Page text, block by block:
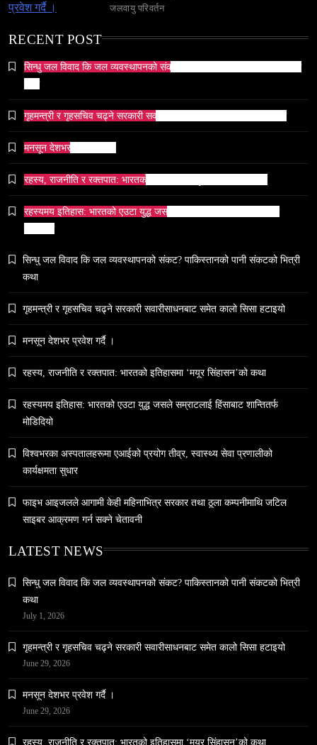
टक्सारको परम्परागत धातु उद्योग संकटमा
समाज
भारतको सांस्कृतिक सम्पत्ति पुनर्स्थापना कूटनीति: एक नयाँ
५० लाख’ शुल्कको वास्तविकता: अल्टर्नेटिभ B-स्कूलहरूले
नदेखाउने कठोर सत्य
समाज
नेपालमा युनिफिकेशन चर्चको सम्बन्ध उजागर
May 6, 2024
नेपालको वन्यजन्तु पर्यटन प्रवर्द्धनमा महत्वपूर्ण योगदान
May 6, 2024
जलवायु परिवर्तन
RECENT POST
सिन्धु जल विवाद कि जल व्यवस्थापनको संकट? पाकिस्तानको पानी संकटको भित्री
गृहमन्त्री र गृहसचिव चढ्ने सरकारी सवारीसाधनबाट समेत कालो सिसा हटाइयो
मनसून देशभर प्रवेश गर्दै ।
रहस्य, राजनीति र रक्तपात: भारतको इतिहासमा ‘मयूर सिंहासन’को कथा
रहस्यमय इतिहास: भारतको एउटा युद्ध जसले सम्राटलाई हिंसाबाट शान्तितर्फ
सिन्धु जल विवाद कि जल व्यवस्थापनको संकट? पाकिस्तानको पानी संकटको भित्री
कथा
गृहमन्त्री र गृहसचिव चढ्ने सरकारी सवारीसाधनबाट समेत कालो सिसा हटाइयो
मनसून देशभर प्रवेश गर्दै ।
रहस्य, राजनीति र रक्तपात: भारतको इतिहासमा ‘मयूर सिंहासन’को कथा
रहस्यमय इतिहास: भारतको एउटा युद्ध जसले सम्राटलाई हिंसाबाट शान्तितर्फ
मोडिदियो
विश्वभरका अस्पतालहरूमा एआईको प्रयोग तीव्र, स्वास्थ्य सेवा प्रणालीको
कार्यक्षमता सुधार
फाइभ आइजलले आगामी केही महिनाभित्र सरकार तथा ठूला कम्पनीमाथि जटिल
साइबर आक्रमण गर्न सक्ने चेतावनी
LATEST NEWS
सिन्धु जल विवाद कि जल व्यवस्थापनको संकट? पाकिस्तानको पानी संकटको भित्री
कथा
July 1, 2026
गृहमन्त्री र गृहसचिव चढ्ने सरकारी सवारीसाधनबाट समेत कालो सिसा हटाइयो
June 29, 2026
मनसून देशभर प्रवेश गर्दै ।
June 29, 2026
रहस्य, राजनीति र रक्तपात: भारतको इतिहासमा ‘मयूर सिंहासन’को कथा